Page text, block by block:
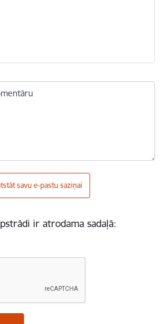
savu e-pastu saziņai
ir atrodama sadaļā: